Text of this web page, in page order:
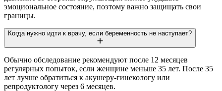
эмоциональное состояние, поэтому важно защищать свои
границы.
Когда нужно идти к врачу, если беременность не наступает?
Обычно обследование рекомендуют после 12 месяцев
регулярных попыток, если женщине меньше 35 лет. После 35
лет лучше обратиться к акушеру-гинекологу или
репродуктологу через 6 месяцев.